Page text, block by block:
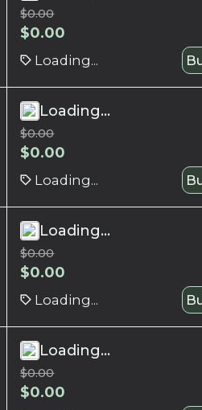
$0.00
$0.00
Loading...
Loading...
$0.00
$0.00
Loading...
Loading...
$0.00
$0.00
Loading...
Loading...
$0.00
$0.00